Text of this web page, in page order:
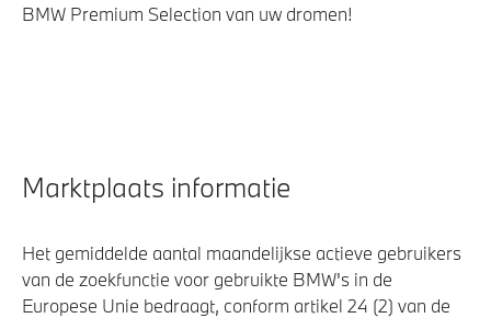
BMW Premium Selection van uw dromen!
Marktplaats informatie
Het gemiddelde aantal maandelijkse actieve gebruikers
van de zoekfunctie voor gebruikte BMW's in de
Europese Unie bedraagt, conform artikel 24 (2) van de